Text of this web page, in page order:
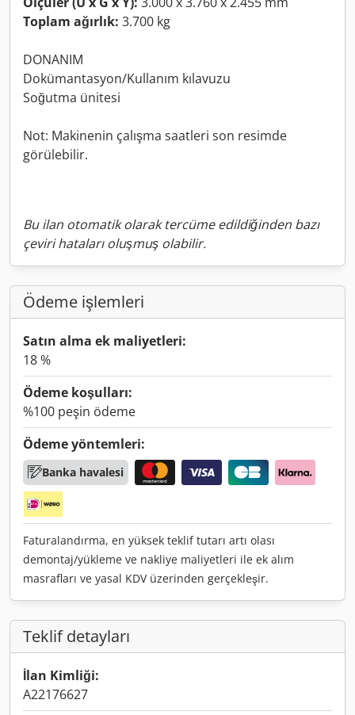
Toplam ağırlık: 3.700 kg
DONANIM
Dokümantasyon/Kullanım kılavuzu
Soğutma ünitesi
Not: Makinenin çalışma saatleri son resimde
görülebilir.
Bu ilan otomatik olarak tercüme edildiğinden bazı
çeviri hataları oluşmuş olabilir.
Ödeme işlemleri
Satın alma ek maliyetleri:
18 %
Ödeme koşulları:
%100 peşin ödeme
Ödeme yöntemleri:
Banka havalesi
Faturalandırma, en yüksek teklif tutarı artı olası
demontaj/yükleme ve nakliye maliyetleri ile ek alım
masrafları ve yasal KDV üzerinden gerçekleşir.
Teklif detayları
İlan Kimliği:
A22176627